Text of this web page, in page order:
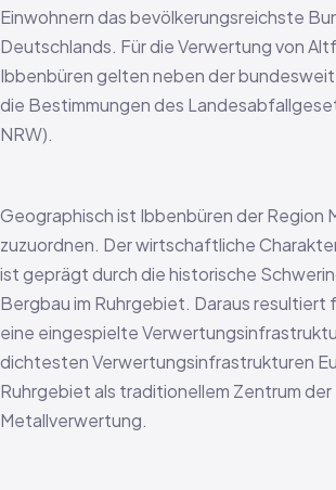
Einwohnern das bevölkerungsreichste
Deutschlands. Für die Verwertung von
Ibbenbüren gelten neben der
die Bestimmungen des
NRW).
Geographisch ist Ibbenbüren der Region
zuzuordnen. Der wirtschaftliche
ist geprägt durch die historische
Bergbau im Ruhrgebiet. Daraus resultiert
eine eingespielte
dichtesten Verwertungsinfrastrukturen
Ruhrgebiet als traditionellem Zentrum
Metallverwertung.